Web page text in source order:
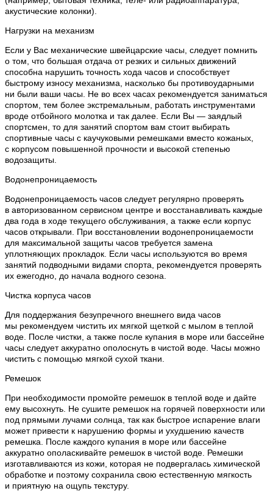
акустические колонки).
Нагрузки на механизм
Если у Вас механические швейцарские часы, следует помнить
о том, что большая отдача от резких и сильных движений
способна нарушить точность хода часов и способствует
быстрому износу механизма, насколько бы противоударными
ни были ваши часы. Не во всех часах рекомендуется заниматься
спортом, тем более экстремальным, работать инструментами
вроде отбойного молотка и так далее. Если Вы — заядлый
спортсмен, то для занятий спортом вам стоит выбирать
спортивные часы с каучуковыми ремешками вместо кожаных,
с корпусом повышенной прочности и высокой степенью
водозащиты.
Водонепроницаемость
Водонепроницаемость часов следует регулярно проверять
в авторизованном сервисном центре и восстанавливать каждые
два года в ходе текущего обслуживания, а также если корпус
часов открывали. При восстановлении водонепроницаемости
для максимальной защиты часов требуется замена
уплотняющих прокладок. Если часы используются во время
занятий подводными видами спорта, рекомендуется проверять
их ежегодно, до начала водного сезона.
Чистка корпуса часов
Для поддержания безупречного внешнего вида часов
мы рекомендуем чистить их мягкой щеткой с мылом в теплой
воде. После чистки, а также после купания в море или бассейне
часы следует аккуратно ополоснуть в чистой воде. Часы можно
чистить с помощью мягкой сухой ткани.
Ремешок
При необходимости промойте ремешок в теплой воде и дайте
ему высохнуть. Не сушите ремешок на горячей поверхности или
под прямыми лучами солнца, так как быстрое испарение влаги
может привести к нарушению формы и ухудшению качеств
ремешка. После каждого купания в море или бассейне
аккуратно ополаскивайте ремешок в чистой воде. Ремешки
изготавливаются из кожи, которая не подвергалась химической
обработке и поэтому сохранила свою естественную мягкость
и приятную на ощупь текстуру.